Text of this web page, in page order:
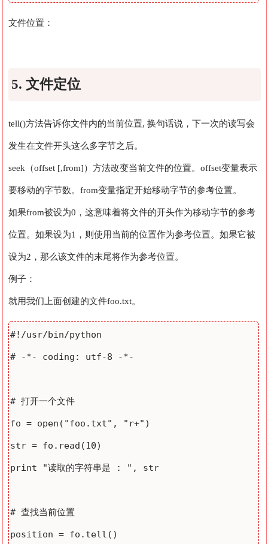
文件位置：
5. 文件定位
tell()方法告诉你文件内的当前位置, 换句话说，下一次的读写会
发生在文件开头这么多字节之后。
seek（offset [,from]）方法改变当前文件的位置。offset变量表示
要移动的字节数。from变量指定开始移动字节的参考位置。
如果from被设为0，这意味着将文件的开头作为移动字节的参考
位置。如果设为1，则使用当前的位置作为参考位置。如果它被
设为2，那么该文件的末尾将作为参考位置。
例子：
就用我们上面创建的文件foo.txt。
#!/usr/bin/python
# -*- coding: utf-8 -*-
# 打开一个文件
fo = open("foo.txt", "r+")
str = fo.read(10)
print "读取的字符串是 : ", str
# 查找当前位置
position = fo.tell()